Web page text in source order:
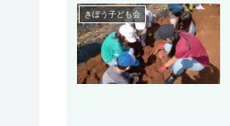
きぼう子ども会